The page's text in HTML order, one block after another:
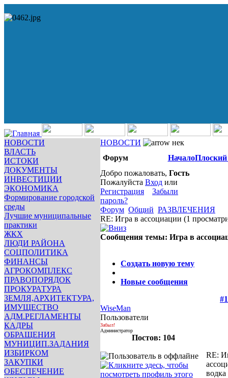
НОВОСТИ
ВЛАСТЬ
ИСТОКИ
ДОКУМЕНТЫ
ИНВЕСТИЦИИ
ЭКОНОМИКА
Формирование городской
среды
Лучшие муниципальные
практики
ЖКХ
ЛЮДИ РАЙОНА
СОЦПОЛИТИКА
ФИНАНСЫ
АГРОКОМПЛЕКС
ПРАВОПОРЯДОК
ПРОКУРАТУРА
ЗЕМЛЯ,АРХИТЕКТУРА,
ИМУЩЕСТВО
АДМ.РЕГЛАМЕНТЫ
КАДРЫ
ОБРАЩЕНИЯ
МУНИЦИП.ЗАДАНИЯ
ИЗБИРКОМ
ЗАКУПКИ
ОБЕСПЕЧЕНИЕ
НОВОСТИ
нек
Форум
НачалоПлоский
Добро пожаловать, Гость
Пожалуйста Вход или
Регистрация
Забыли
пароль?
Форум Общий РАЗВЛЕЧЕНИЯ
RE: Игра в ассоциации (1
Сообщения темы: Игра в
Создать новую тему
Новые сообщения
WiseMan
Пользователи
Забыл!
Администратор
Постов: 104
RE:
водка